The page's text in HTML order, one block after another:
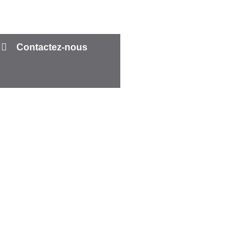
Contactez-nous